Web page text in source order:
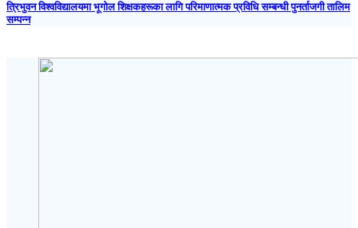
त्रिभुवन विश्वविद्यालयमा भूगोल शिक्षकहरूका लागि परिमाणात्मक प्रविधि सम्बन्धी पुनर्ताजगी तालिम
सम्पन्न